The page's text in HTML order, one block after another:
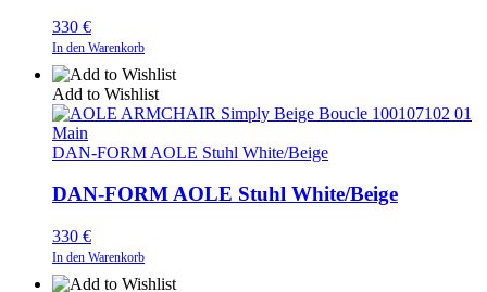
330 €
In den Warenkorb
Add to Wishlist
DAN-FORM AOLE Stuhl White/Beige
DAN-FORM AOLE Stuhl White/Beige
330 €
In den Warenkorb